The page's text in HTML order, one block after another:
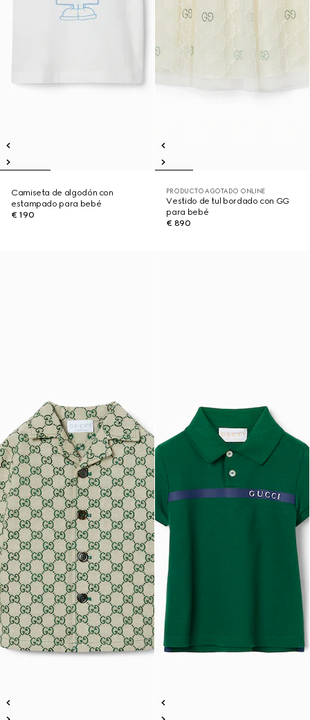
Camiseta de algodón con
estampado para bebé
€ 190
PRODUCTO AGOTADO ONLINE
Vestido de tul bordado con GG
para bebé
€ 890